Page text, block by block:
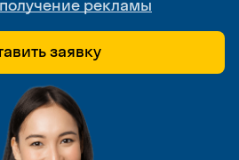
получение рекламы
заявку